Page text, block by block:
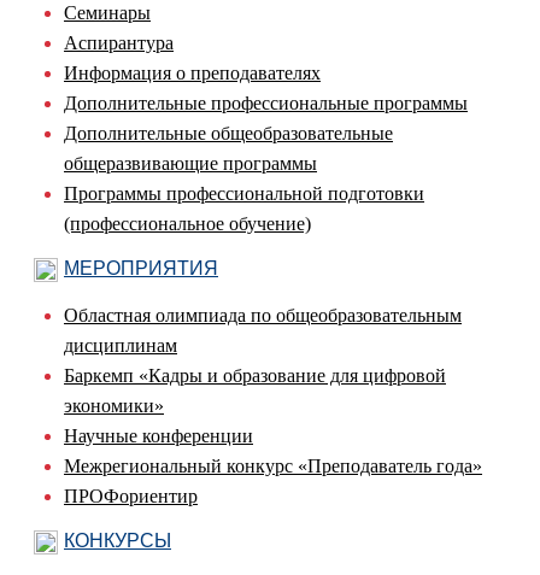
Семинары
Аспирантура
Информация о преподавателях
Дополнительные профессиональные программы
Дополнительные общеобразовательные
общеразвивающие программы
Программы профессиональной подготовки
(профессиональное обучение)
МЕРОПРИЯТИЯ
Областная олимпиада по общеобразовательным
дисциплинам
Баркемп «Кадры и образование для цифровой
экономики»
Научные конференции
Межрегиональный конкурс «Преподаватель года»
ПРОФориентир
КОНКУРСЫ